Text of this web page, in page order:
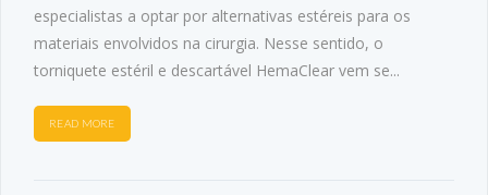
especialistas a optar por alternativas estéreis para os
materiais envolvidos na cirurgia. Nesse sentido, o
torniquete estéril e descartável HemaClear vem se...
READ MORE